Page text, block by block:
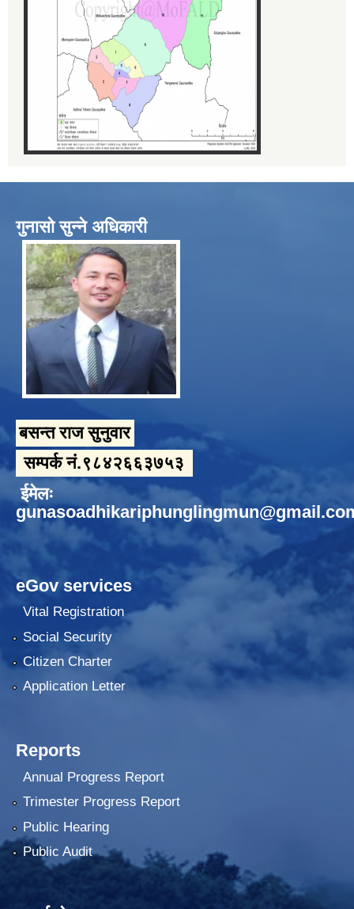
गुनासो सुन्ने अधिकारी
बसन्त राज सुनुवार
सम्पर्क नं.९८४२६६३७५३
ईमेलः
eGov services
Vital Registration
Social Security
Citizen Charter
Application Letter
Reports
Annual Progress Report
Trimester Progress Report
Public Hearing
Public Audit